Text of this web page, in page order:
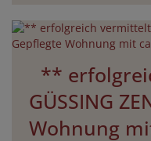
**
GÜSSING
Wohnung